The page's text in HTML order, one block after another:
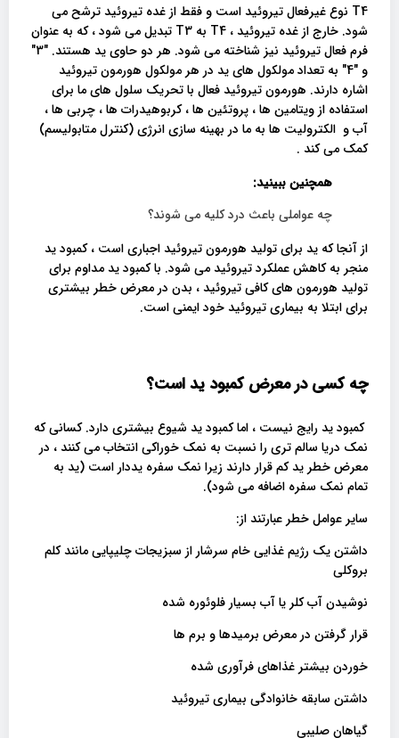
T4 نوع غیرفعال تیروئید است و فقط از غده تیروئید ترشح می
شود. خارج از غده تیروئید ، T4 به T3 تبدیل می شود ، که به عنوان
فرم فعال تیروئید نیز شناخته می شود. هر دو حاوی ید هستند. "3"
و "4" به تعداد مولکول های ید در هر مولکول هورمون تیروئید
اشاره دارند. هورمون تیروئید فعال با تحریک سلول های ما برای
استفاده از ویتامین ها ، پروتئین ها ، کربوهیدرات ها ، چربی ها ،
آب و الکترولیت ها به ما در بهینه سازی انرژی (کنترل متابولیسم)
کمک می کند .
همچنین ببینید:
چه عواملی باعث درد کلیه می شوند؟
از آنجا که ید برای تولید هورمون تیروئید اجباری است ، کمبود ید
منجر به کاهش عملکرد تیروئید می شود. با کمبود ید مداوم برای
تولید هورمون های کافی تیروئید ، بدن در معرض خطر بیشتری
برای ابتلا به بیماری تیروئید خود ایمنی است.
‌‌چه کسی در معرض کمبود ید است؟
کمبود ید رایج نیست ، اما کمبود ید شیوع بیشتری دارد. کسانی که
نمک دریا سالم تری را نسبت به نمک خوراکی انتخاب می کنند ، در
معرض خطر ید کم قرار دارند زیرا نمک سفره یددار است (ید به
تمام نمک سفره اضافه می شود).
سایر عوامل خطر عبارتند از:
داشتن یک رژیم غذایی خام سرشار از سبزیجات چلیپایی مانند کلم
بروکلی
نوشیدن آب کلر یا آب بسیار فلوئوره شده
قرار گرفتن در معرض برمیدها و برم ها
خوردن بیشتر غذاهای فرآوری شده
داشتن سابقه خانوادگی بیماری تیروئید
گیاهان صلیبی